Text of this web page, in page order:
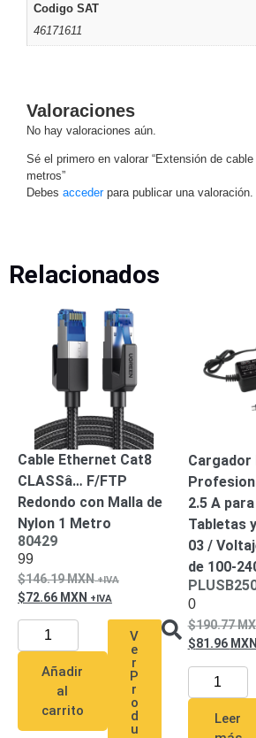
Hemisféricas
Motorizado
-
Caja
/ 4G /
Inalámbricas
Cámaras
/ AHD /
Ambientes
Salinos
Antiexplosión
/ Eyeball /
Turret
Especiales
MotorizadoOcultas
-
PinholePTZVideograbadoras
Analógicas
- TurboHD
TVI / AHD
/ CVI
Drones,
Industrial
Cámaras
Industriales
Adaptadores
de
Pared
BateríasFuentes
Codigo SAT
46171611
Valoraciones
No hay valoraciones aún.
Sé el primero en valorar “Extensión de
metros”
Debes accederpara publicar una valoración.
Relacionados
Cable Ethernet Cat8
CLASSâ… F/FTP
Redondo con Malla de
Nylon 1 Metro
80429
99
146.19MXN
72.66 MXN
Añadir
al
carrito
V
e
r
P
r
o
d
u
Cargador
2.5 A
Tabletas
03 /
de 100-
0
190.77
81.96 MXN
Leer